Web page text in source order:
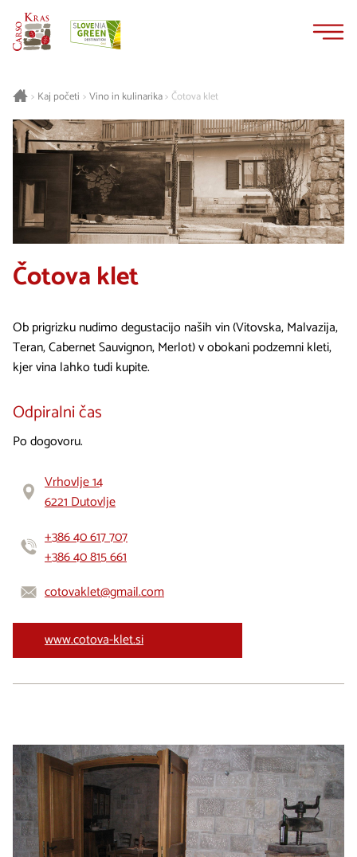
> Kaj početi > Vino in kulinarika>Čotova klet
Čotova klet
Ob prigrizku nudimo degustacijo naših vin (Vitovska, Malvazija,
Teran, Cabernet Sauvignon, Merlot) v obokani podzemni kleti,
kjer vina lahko tudi kupite.
Odpiralni čas
Po dogovoru.
Vrhovlje 14
6221 Dutovlje
+386 40 617 707
+386 40 815 661
cotovaklet@gmail.com
www.cotova-klet.si